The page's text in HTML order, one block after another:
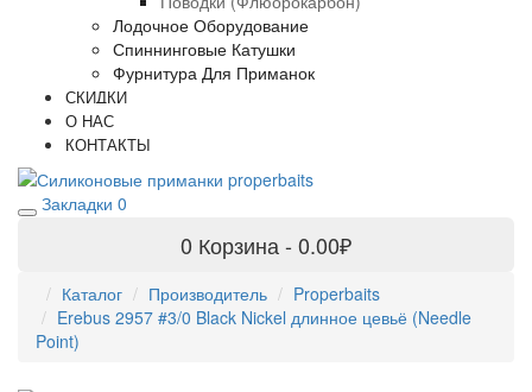
Лодочное Оборудование
Спиннинговые Катушки
Фурнитура Для Приманок
СКИДКИ
О НАС
КОНТАКТЫ
Закладки 0
0 Корзина - 0.00₽
Каталог Производитель
Properbaits
Erebus 2957 #3/0 Black Nickel длинное цевьё (Needle
Point)